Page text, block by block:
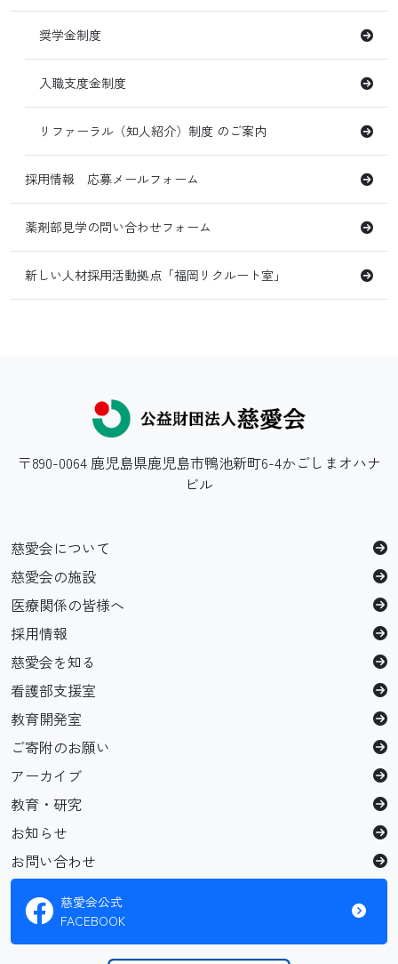
奨学金制度
入職支度金制度
リファーラル（知人紹介）制度 のご案内
採用情報 応募メールフォーム
薬剤部見学の問い合わせフォーム
新しい人材採用活動拠点「福岡リクルート室」
〒890-0064 鹿児島県鹿児島市鴨池新町6-4かごしまオハナ
ビル
慈愛会について
慈愛会の施設
医療関係の皆様へ
採用情報
慈愛会を知る
看護部支援室
教育開発室
ご寄附のお願い
アーカイブ
教育・研究
お知らせ
お問い合わせ
慈愛会公式
FACEBOOK